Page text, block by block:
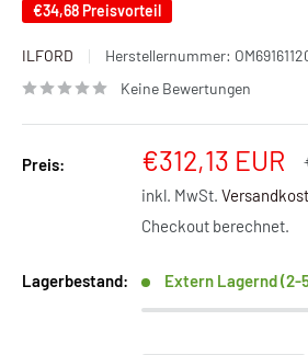
€34,68 Preisvorteil
ILFORD Herstellernummer:
Keine Bewertungen
Preis: Sonderpreis
€312,13 EUR
inkl. MwSt.
Checkout berechnet.
Lagerbestand: Extern Lagernd (2-